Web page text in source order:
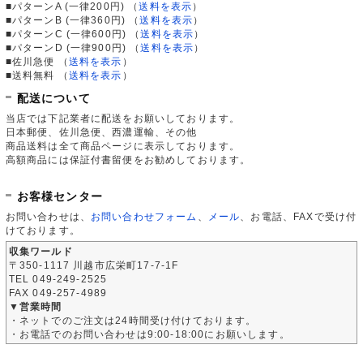
■パターンA (一律200円)
（送料を表示 ）
■パターンB (一律360円)
（送料を表示 ）
■パターンC (一律600円)
（送料を表示 ）
■パターンD (一律900円)
（送料を表示 ）
■佐川急便
（ 送料を表示 ）
■送料無料
（ 送料を表示 ）
配送について
当店では下記業者に配送をお願いしております。
日本郵便、佐川急便、西濃運輸、その他
商品送料は全て商品ページに表示しております。
高額商品には保証付書留便をお勧めしております。
お客様センター
お問い合わせは、 お問い合わせフォーム メール 、お電話、FAXで受け付
けております。
収集ワールド
〒350-1117 川越市広栄町17-7-1F
TEL 049-249-2525
FAX 049-257-4989
▼営業時間
・ネットでのご注文は24時間受け付けております。
・お電話でのお問い合わせは9:00-18:00にお願いします。